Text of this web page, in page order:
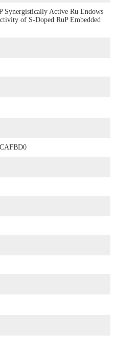
Synergistically Active Ru Endows
of S-Doped RuP Embedded